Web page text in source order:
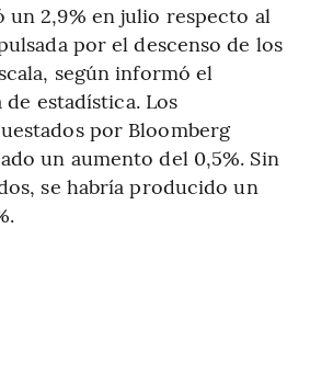
un 2,9% en julio respecto al
por el descenso de los
según informó el
estadística. Los
por Bloomberg
un aumento del 0,5%. Sin
se habría producido un